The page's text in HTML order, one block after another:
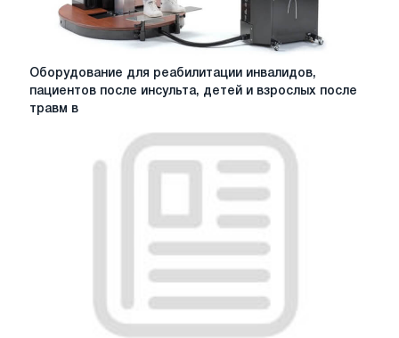
Оборудование
Оборудование для реабилитации инвалидов,
пациентов после инсульта, детей и взрослых после
травм в